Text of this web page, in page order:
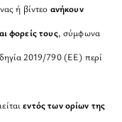
ή βίντεο ανήκουν
φορείς τους, σύμφωνα
2019/790 (ΕΕ) περί
εντός των ορίων της